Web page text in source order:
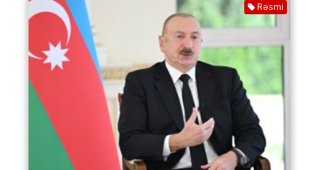
Rəsmi